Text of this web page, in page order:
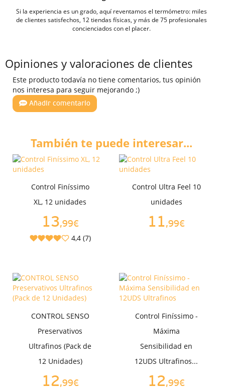
Si la experiencia es un grado, aquí reventamos el termómetro: miles
de clientes satisfechos, 12 tiendas físicas, y más de 75 profesionales
concienciados con el placer.
Opiniones y valoraciones de clientes
Este producto todavía no tiene comentarios, tus opinión
nos interesa para seguir mejorando ;)
Añadir comentario
También te puede interesar...
Control Finíssimo
XL, 12 unidades
13,99€
4,4 (7)
Control Ultra Feel 10
unidades
11,99€
CONTROL SENSO
Preservativos
Ultrafinos (Pack de
12 Unidades)
12,99€
Control Finíssimo -
Máxima
Sensibilidad en
12UDS Ultrafinos...
12,99€